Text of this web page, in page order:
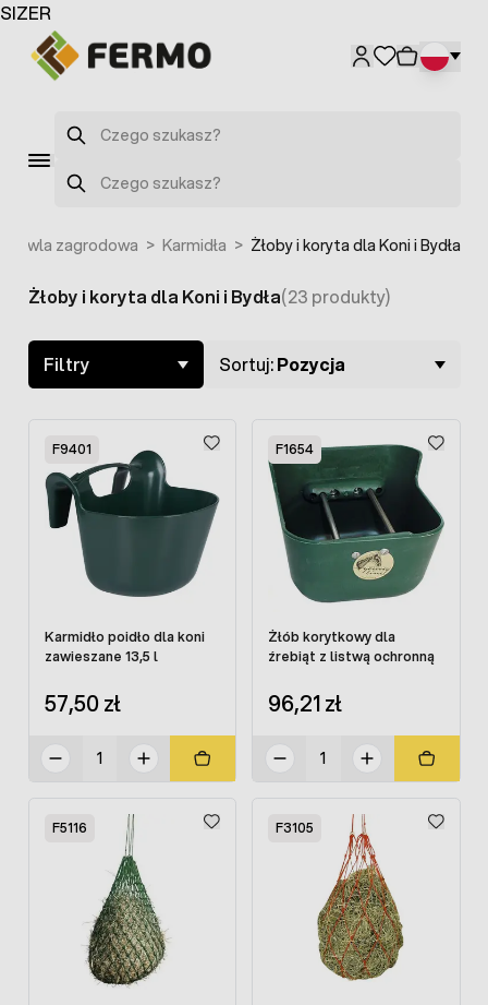
Przejdź do treści
Szukaj
Szukaj
zagrodowa > Karmidła > Żłoby i koryta dla Koni i Bydła
Skip to product list
Żłoby i koryta dla Koni i Bydła(23 produkty)
Filtry Sortuj:Pozycja
F9401
Karmidło poidło dla koni
zawieszane 13,5 l
57,50 zł
F1654
Żłób korytkowy dla
źrebiąt z listwą ochronną
96,21 zł
F5116 F3105
SIZER